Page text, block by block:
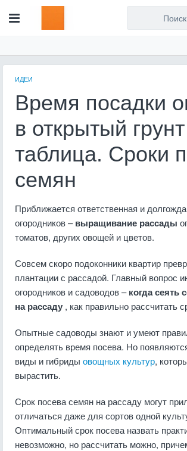
ИДЕИ
Время посадки
в открытый грунт
таблица. Сроки
семян
Приближается ответственная и
огородников –выращивание рассады
томатов, других овощей и цветов.
Совсем скоро подоконники квартир
плантации с рассадой. Главный вопрос
огородников и садоводов –когда сеять
на рассаду , как правильно рассчитать
Опытные садоводы знают и умеют
определять время посева. Но
виды и гибриды овощных культур,
вырастить.
Срок посева семян на рассаду могут
отличаться даже для сортов одной
Оптимальный срок посева назвать
невозможно, но рассчитать можно,
Для любых
сайту: